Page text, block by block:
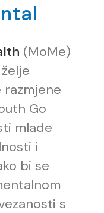
(MoMe)
Go
mlade
i
bi se
s